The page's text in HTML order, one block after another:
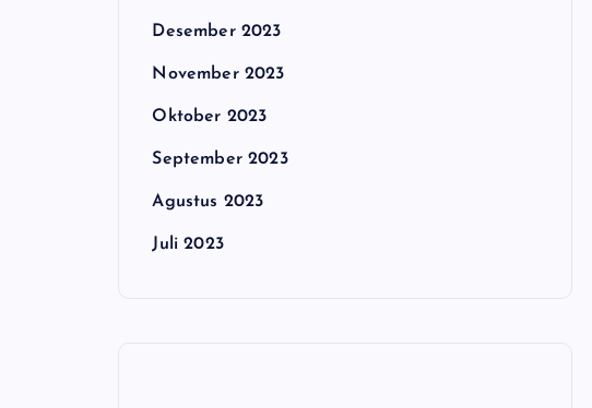
Desember 2023
November 2023
Oktober 2023
September 2023
Agustus 2023
Juli 2023